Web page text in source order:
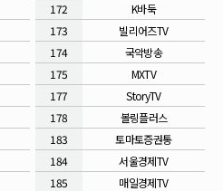
172
K바둑
173
빌리어즈TV
174
국악방송
175
MXTV
177
StoryTV
178
볼링플러스
183
토마토증권통
184
서울경제TV
185
매일경제TV